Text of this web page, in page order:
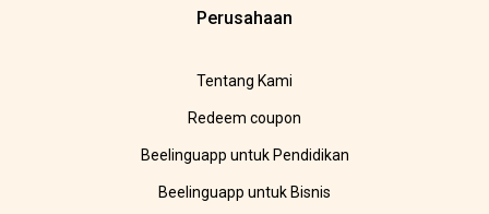
Perusahaan
Tentang Kami
Redeem coupon
Beelinguapp untuk Pendidikan
Beelinguapp untuk Bisnis